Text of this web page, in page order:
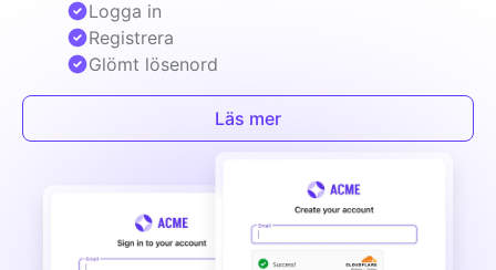
Logga in
Registrera
Glömt lösenord
Läs mer